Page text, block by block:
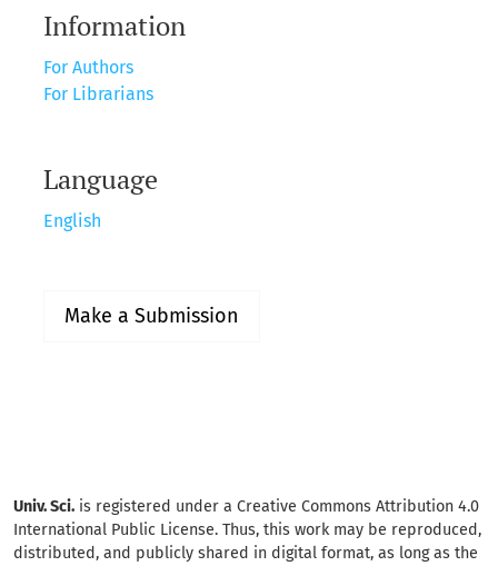
Information
For Authors
For Librarians
Language
English
Make a Submission
Univ. Sci. is registered under a Creative Commons Attribution 4.0
International Public License. Thus, this work may be reproduced,
distributed, and publicly shared in digital format, as long as the